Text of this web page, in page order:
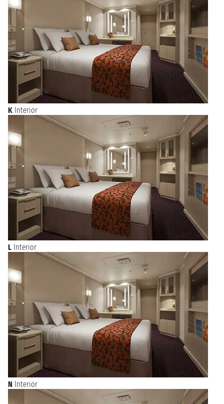
giovedì 24 giugno 2027 NAVIGAZIONE
venerdì 25 giugno 2027
07:00 - 18:00
DOVER
sabato 26 giugno 2027
07:00
ROTTERDAM
K Interior
L Interior
N Interior